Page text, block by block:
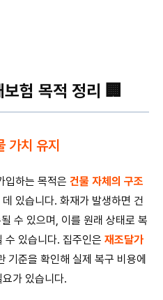
험 목적 정리 🏢
가치 유지
입하는 목적은 건물 자체의 구조
있습니다. 화재가 발생하면 건
수 있으며, 이를 원래 상태로 복
수 있습니다. 집주인은 재조달가
기준을 확인해 실제 복구 비용에
가 있습니다.